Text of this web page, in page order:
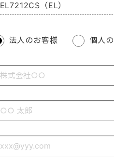
EL7212CS（EL）
法人のお客様 個人